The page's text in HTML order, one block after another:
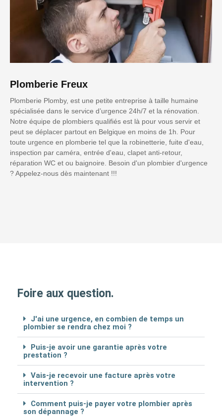
Plomberie Freux
Plomberie Plomby, est une petite entreprise à taille humaine
spécialisée dans le service d’urgence 24h/7 et la rénovation.
Notre équipe de plombiers qualifiés est là pour vous servir et
peut se déplacer partout en Belgique en moins de 1h. Pour
toute urgence en plomberie tel que la robinetterie, fuite d'eau,
inspection par caméra, entrée d'eau, clapet anti-retour,
réparation WC et ou baignoire. Besoin d'un plombier d'urgence
? Appelez-nous dès maintenant !!!
Foire aux question.
J'ai une urgence, en combien de temps un
plombier se rendra chez moi ?
Puis-je avoir une garantie après votre
prestation ?
Vais-je recevoir une facture après votre
intervention ?
Comment puis-je payer votre plombier après
son dépannage ?